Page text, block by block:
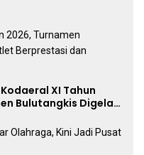
XI Tahun
Bulutangkis Digelar
Prajurit